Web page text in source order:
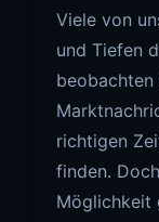
Viele von
und Tiefen
richtigen
finden.
Möglichkeit